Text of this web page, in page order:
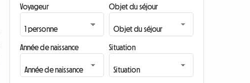
Voyageur Objet du séjour
Année de naissance Situation